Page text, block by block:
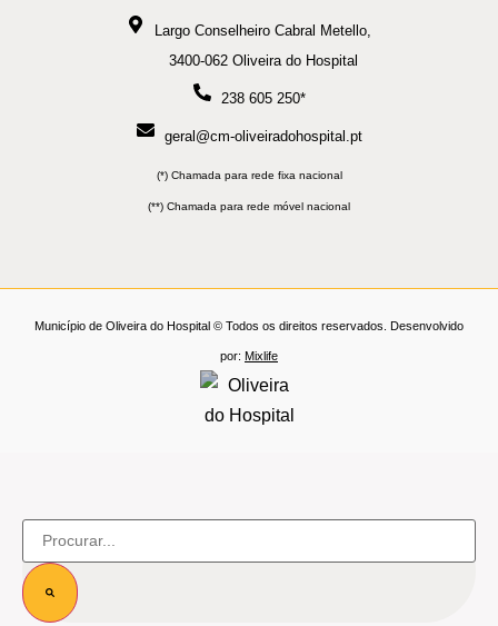
Largo Conselheiro Cabral Metello,
3400-062 Oliveira do Hospital
238 605 250*
geral@cm-oliveiradohospital.pt
(*) Chamada para rede fixa nacional
(**) Chamada para rede móvel nacional
Município de Oliveira do Hospital © Todos os direitos reservados. Desenvolvido
por: Mixlife